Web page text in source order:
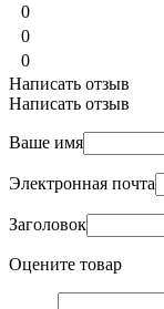
0
0
0
Написать отзыв
Написать отзыв
Ваше имя
Электронная почта
Заголовок
Оцените товар